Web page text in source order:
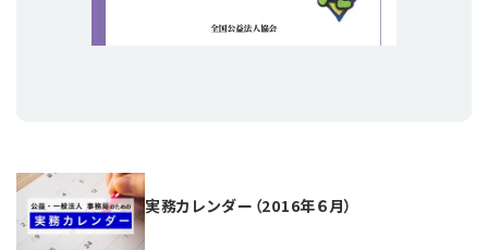
【連載】IT実務一問一答
実務カレンダー（2016年６月）